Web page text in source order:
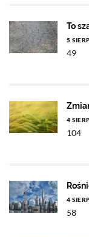
To
5
49
4
104
4
58